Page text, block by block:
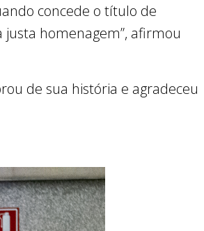
concede o título de
homenagem”, afirmou
de sua história e agradeceu